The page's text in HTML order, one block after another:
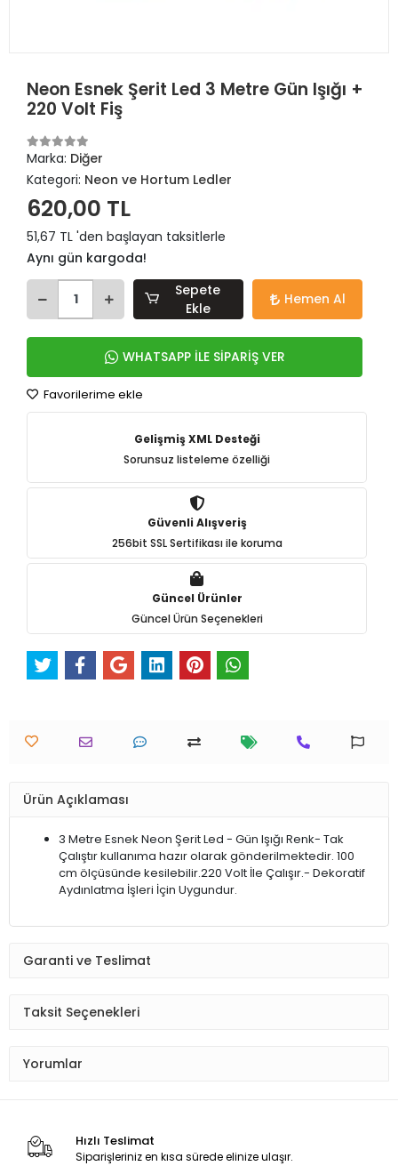
Neon Esnek Şerit Led 3 Metre Gün Işığı +
220 Volt Fiş
Marka: Diğer
Kategori: Neon ve Hortum Ledler
620,00 TL
51,67 TL 'den başlayan taksitlerle
Aynı gün kargoda!
Sepete
Ekle
Hemen Al
WHATSAPP İLE SİPARİŞ VER
Favorilerime ekle
Gelişmiş XML Desteği
Sorunsuz listeleme özelliği
Güvenli Alışveriş
256bit SSL Sertifikası ile koruma
Güncel Ürünler
Güncel Ürün Seçenekleri
Ürün Açıklaması
3 Metre Esnek Neon Şerit Led - Gün Işığı Renk- Tak
Çalıştır kullanıma hazır olarak gönderilmektedir. 100
cm ölçüsünde kesilebilir.220 Volt İle Çalışır.- Dekoratif
Aydınlatma İşleri İçin Uygundur.
Garanti ve Teslimat
Taksit Seçenekleri
Yorumlar
Hızlı Teslimat
Siparişleriniz en kısa sürede elinize ulaşır.